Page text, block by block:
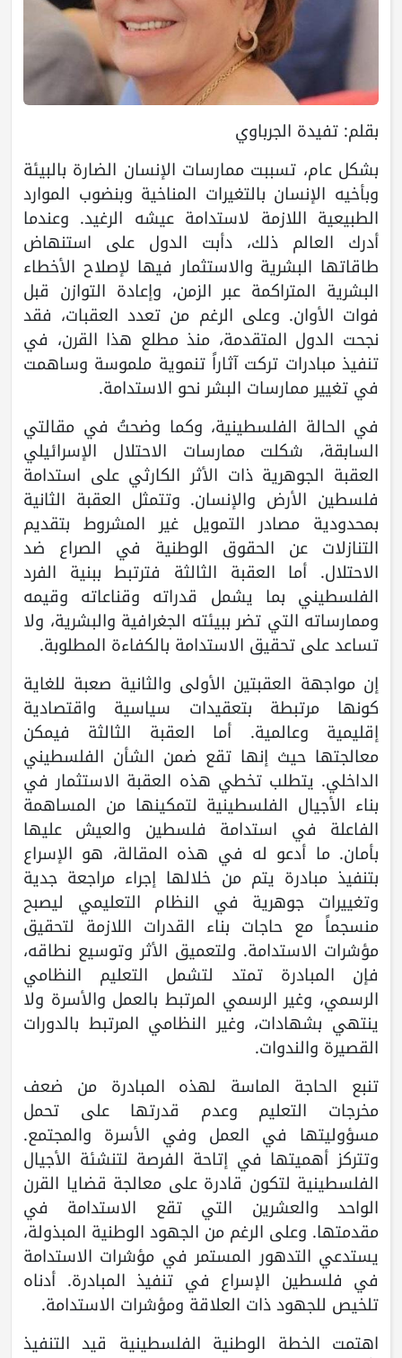
بقلم: تفيدة الجرباوي
بشكل عام، تسببت ممارسات الإنسان الضارة بالبيئة
وبأخيه الإنسان بالتغيرات المناخية وبنضوب الموارد
الطبيعية اللازمة لاستدامة عيشه الرغيد. وعندما
أدرك العالم ذلك، دأبت الدول على استنهاض
طاقاتها البشرية والاستثمار فيها لإصلاح الأخطاء
البشرية المتراكمة عبر الزمن، وإعادة التوازن قبل
فوات الأوان. وعلى الرغم من تعدد العقبات، فقد
نجحت الدول المتقدمة، منذ مطلع هذا القرن، في
تنفيذ مبادرات تركت آثاراً تنموية ملموسة وساهمت
في تغيير ممارسات البشر نحو الاستدامة.
في الحالة الفلسطينية، وكما وضحتُ في مقالتي
السابقة، شكلت ممارسات الاحتلال الإسرائيلي
العقبة الجوهرية ذات الأثر الكارثي على استدامة
فلسطين الأرض والإنسان. وتتمثل العقبة الثانية
بمحدودية مصادر التمويل غير المشروط بتقديم
التنازلات عن الحقوق الوطنية في الصراع ضد
الاحتلال. أما العقبة الثالثة فترتبط ببنية الفرد
الفلسطيني بما يشمل قدراته وقناعاته وقيمه
وممارساته التي تضر ببيئته الجغرافية والبشرية، ولا
تساعد على تحقيق الاستدامة بالكفاءة المطلوبة.
إن مواجهة العقبتين الأولى والثانية صعبة للغاية
كونها مرتبطة بتعقيدات سياسية واقتصادية
إقليمية وعالمية. أما العقبة الثالثة فيمكن
معالجتها حيث إنها تقع ضمن الشأن الفلسطيني
الداخلي. يتطلب تخطي هذه العقبة الاستثمار في
بناء الأجيال الفلسطينية لتمكينها من المساهمة
الفاعلة في استدامة فلسطين والعيش عليها
بأمان. ما أدعو له في هذه المقالة، هو الإسراع
بتنفيذ مبادرة يتم من خلالها إجراء مراجعة جدية
وتغييرات جوهرية في النظام التعليمي ليصبح
منسجماً مع حاجات بناء القدرات اللازمة لتحقيق
مؤشرات الاستدامة. ولتعميق الأثر وتوسيع نطاقه،
فإن المبادرة تمتد لتشمل التعليم النظامي
الرسمي، وغير الرسمي المرتبط بالعمل والأسرة ولا
ينتهي بشهادات، وغير النظامي المرتبط بالدورات
القصيرة والندوات.
تنبع الحاجة الماسة لهذه المبادرة من ضعف
مخرجات التعليم وعدم قدرتها على تحمل
مسؤوليتها في العمل وفي الأسرة والمجتمع.
وتتركز أهميتها في إتاحة الفرصة لتنشئة الأجيال
الفلسطينية لتكون قادرة على معالجة قضايا القرن
الواحد والعشرين التي تقع الاستدامة في
مقدمتها. وعلى الرغم من الجهود الوطنية المبذولة،
يستدعي التدهور المستمر في مؤشرات الاستدامة
في فلسطين الإسراع في تنفيذ المبادرة. أدناه
تلخيص للجهود ذات العلاقة ومؤشرات الاستدامة.
اهتمت الخطة الوطنية الفلسطينية قيد التنفيذ